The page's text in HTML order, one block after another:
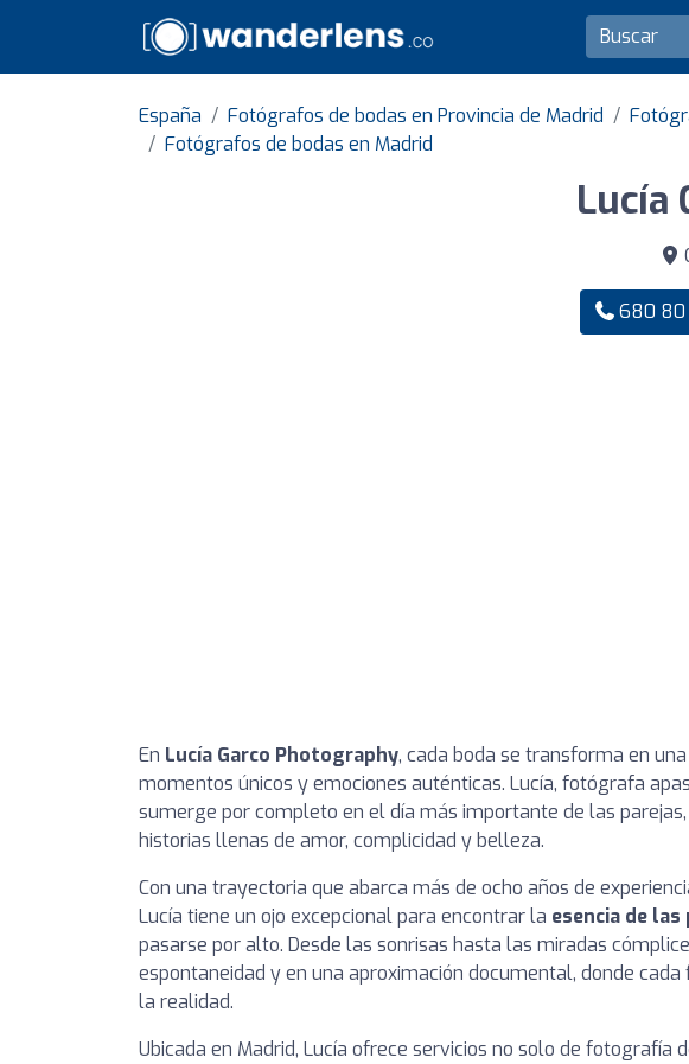
España Fotógrafos de bodas en Provincia de Madrid
Fotógrafos de bodas en Madrid
Lucía
680 80
En Lucía Garco Photography, cada boda se transforma en
momentos únicos y emociones auténticas. Lucía, fotógrafa
sumerge por completo en el día más importante de las
historias llenas de amor, complicidad y belleza.
Con una trayectoria que abarca más de ocho años de
Lucía tiene un ojo excepcional para encontrar la esencia de las
pasarse por alto. Desde las sonrisas hasta las miradas
espontaneidad y en una aproximación documental, donde
la realidad.
Ubicada en Madrid, Lucía ofrece servicios no solo de fotografía